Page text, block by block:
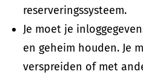
reserveringssysteem.
Je moet je
en geheim houden. Je
verspreiden of met